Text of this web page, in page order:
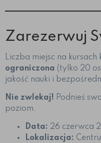
Zarezerwuj
Liczba miejsc na
ograniczona (tylko 20
jakość nauki i
Nie zwlekaj! Podnieś
poziom.
Data: 26 czerwca
Lokalizacja: